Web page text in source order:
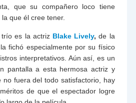
que su compañero loco tiene
que él cree tener.
es la actriz Blake Lively, de la
fichó especialmente por su físico
interpretativos. Aún así, es un
pantalla a esta hermosa actriz y
no fuera del todo satisfactorio, hay
de que el espectador logre